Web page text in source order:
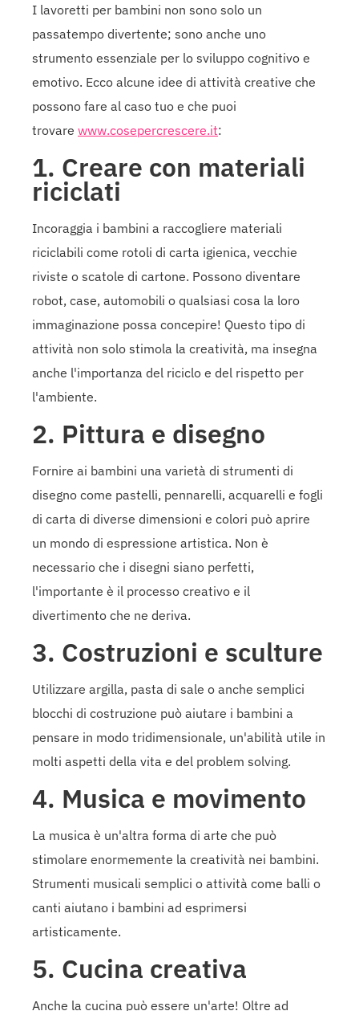
I lavoretti per bambini non sono solo un
passatempo divertente; sono anche uno
strumento essenziale per lo sviluppo cognitivo e
emotivo. Ecco alcune idee di attività creative che
possono fare al caso tuo e che puoi
trovare www.cosepercrescere.it:
1. Creare con materiali
riciclati
Incoraggia i bambini a raccogliere materiali
riciclabili come rotoli di carta igienica, vecchie
riviste o scatole di cartone. Possono diventare
robot, case, automobili o qualsiasi cosa la loro
immaginazione possa concepire! Questo tipo di
attività non solo stimola la creatività, ma insegna
anche l'importanza del riciclo e del rispetto per
l'ambiente.
2. Pittura e disegno
Fornire ai bambini una varietà di strumenti di
disegno come pastelli, pennarelli, acquarelli e fogli
di carta di diverse dimensioni e colori può aprire
un mondo di espressione artistica. Non è
necessario che i disegni siano perfetti,
l'importante è il processo creativo e il
divertimento che ne deriva.
3. Costruzioni e sculture
Utilizzare argilla, pasta di sale o anche semplici
blocchi di costruzione può aiutare i bambini a
pensare in modo tridimensionale, un'abilità utile in
molti aspetti della vita e del problem solving.
4. Musica e movimento
La musica è un'altra forma di arte che può
stimolare enormemente la creatività nei bambini.
Strumenti musicali semplici o attività come balli o
canti aiutano i bambini ad esprimersi
artisticamente.
5. Cucina creativa
Anche la cucina può essere un'arte! Oltre ad